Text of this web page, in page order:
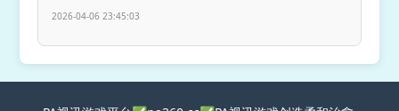
2026-04-06 23:45:03